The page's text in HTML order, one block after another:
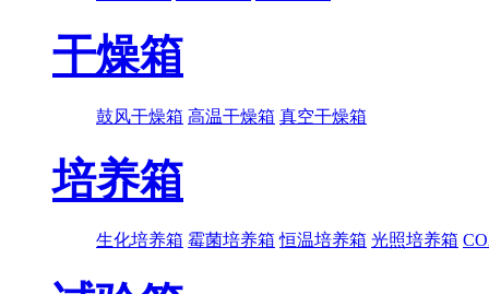
干燥箱
鼓风干燥箱 高温干燥箱 真空干燥箱
培养箱
生化培养箱 霉菌培养箱 恒温培养箱 光照培养箱